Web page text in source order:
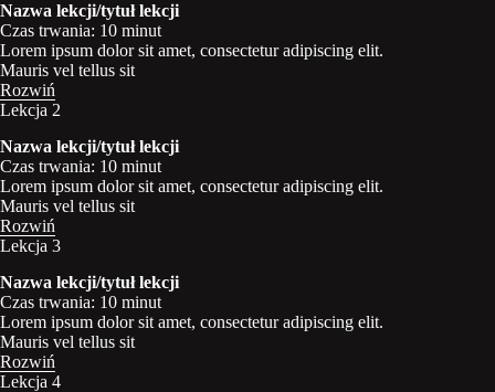
Nazwa lekcji/tytuł lekcji
Czas trwania: 10 minut
Lorem ipsum dolor sit amet, consectetur adipiscing elit.
Mauris vel tellus sit
Rozwiń
Lekcja 2
Nazwa lekcji/tytuł lekcji
Czas trwania: 10 minut
Lorem ipsum dolor sit amet, consectetur adipiscing elit.
Mauris vel tellus sit
Rozwiń
Lekcja 3
Nazwa lekcji/tytuł lekcji
Czas trwania: 10 minut
Lorem ipsum dolor sit amet, consectetur adipiscing elit.
Mauris vel tellus sit
Rozwiń
Lekcja 4